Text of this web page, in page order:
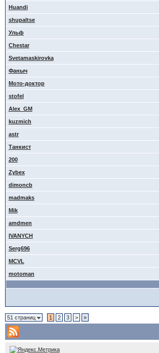
Huandi
shupaltse
Ульф
Сhestar
Svetamaskirovka
Фаныч
Мото-доктор
stofel
Alex_GM
kuzmich
astr
Танкист
200
Zybex
dimoncb
madmaks
Mik
amdmen
IVANYCH
Serg696
MCVL
motoman
51 страниц 1 2 3 > »